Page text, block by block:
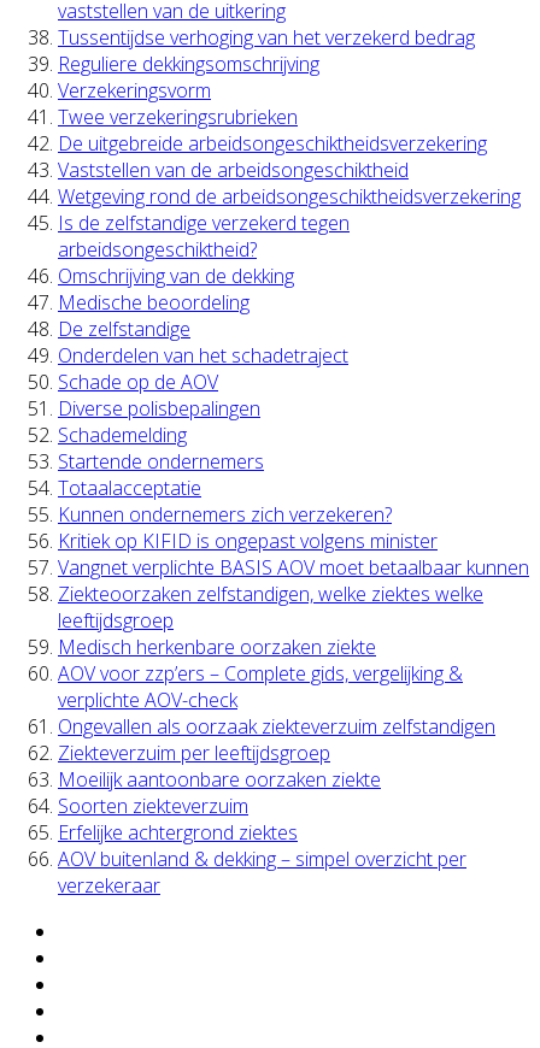
vaststellen van de uitkering
Tussentijdse verhoging van het verzekerd bedrag
Reguliere dekkingsomschrijving
Verzekeringsvorm
Twee verzekeringsrubrieken
De uitgebreide arbeidsongeschiktheidsverzekering
Vaststellen van de arbeidsongeschiktheid
Wetgeving rond de arbeidsongeschiktheidsverzekering
Is de zelfstandige verzekerd tegen
arbeidsongeschiktheid?
Omschrijving van de dekking
Medische beoordeling
De zelfstandige
Onderdelen van het schadetraject
Schade op de AOV
Diverse polisbepalingen
Schademelding
Startende ondernemers
Totaalacceptatie
Kunnen ondernemers zich verzekeren?
Kritiek op KIFID is ongepast volgens minister
Vangnet verplichte BASIS AOV moet betaalbaar kunnen
Ziekteoorzaken zelfstandigen, welke ziektes welke
leeftijdsgroep
Medisch herkenbare oorzaken ziekte
AOV voor zzp’ers – Complete gids, vergelijking &
verplichte AOV-check
Ongevallen als oorzaak ziekteverzuim zelfstandigen
Ziekteverzuim per leeftijdsgroep
Moeilijk aantoonbare oorzaken ziekte
Soorten ziekteverzuim
Erfelijke achtergrond ziektes
AOV buitenland & dekking – simpel overzicht per
verzekeraar